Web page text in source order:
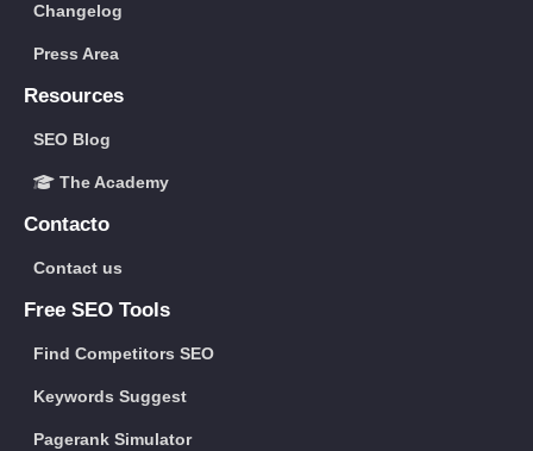
Changelog
Press Area
Resources
SEO Blog
The Academy
Contacto
Contact us
Free SEO Tools
Find Competitors SEO
Keywords Suggest
Pagerank Simulator